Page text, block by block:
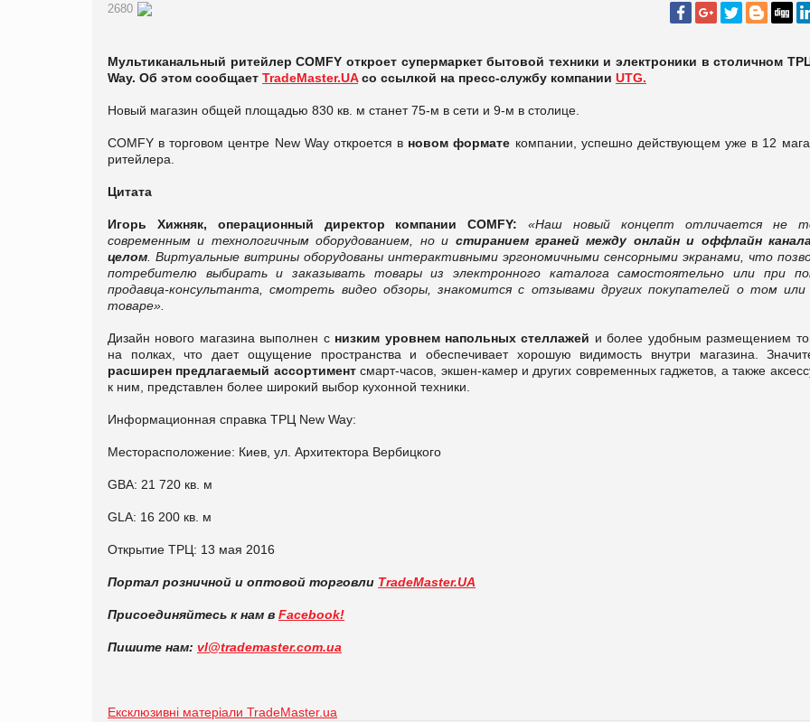
2680
Мультиканальный ритейлер COMFY откроет супермаркет бытовой техники и электроники в столичном
Way. Об этом сообщает TradeMaster.UAсо ссылкой на пресс-службу компании UTG.
Новый магазин общей площадью 830 кв. м станет 75-м в сети и 9-м в столице.
COMFY в торговом центре New Way откроется в новом формате компании, успешно действующем уже в 12
ритейлера.
Цитата
Игорь Хижняк, операционный директор компании COMFY:
«Наш новый концепт отличается не
современным и технологичным оборудованием, но и стиранием граней между онлайн и оффлайн
целом . Виртуальные витрины оборудованы интерактивными эргономичными сенсорными экранами, что
потребителю выбирать и заказывать товары из электронного каталога самостоятельно или при
продавца-консультанта, смотреть видео обзоры, знакомится с отзывами других покупателей о том
товаре».
Дизайн нового магазина выполнен с низким уровнем напольных стеллажей и более удобным размещением
на полках, что дает ощущение пространства и обеспечивает хорошую видимость внутри магазина.
расширен предлагаемый ассортиментсмарт-часов, экшен-камер и других современных гаджетов, а также
к ним, представлен более широкий выбор кухонной техники.
Информационная справка ТРЦ New Way:
Месторасположение: Киев, ул. Архитектора Вербицкого
GBA: 21 720 кв. м
GLA: 16 200 кв. м
Открытие ТРЦ: 13 мая 2016
Портал розничной и оптовой торговли TradeMaster.UA
Присоединяйтесь к нам в Facebook!
Пишите нам: vl@trademaster.com.ua
Ексклюзивні матеріали TradeMaster.ua